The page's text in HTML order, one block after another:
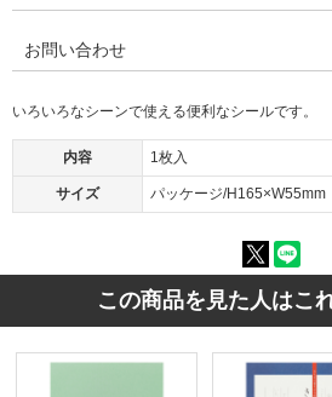
お問い合わせ
いろいろなシーンで使える便利なシールです。
内容 1枚入
サイズ パッケージ/H165×W55mm
この商品を見た人はこ